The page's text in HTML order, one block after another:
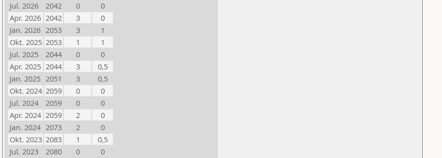
Jul. 2026
2042 0
0
Apr. 2026 2042 3
0
Jan. 2026 2053 3
1
Okt. 2025 2053 1
1
Jul. 2025
2044 0
0
Apr. 2025 2044 3
0,5
Jan. 2025 2051 3
0,5
Okt. 2024 2059 0
0
Jul. 2024
2059 0
0
Apr. 2024 2059 2
0
Jan. 2024 2073 2
0
Okt. 2023 2083 1
0,5
Jul. 2023
2080 0
0